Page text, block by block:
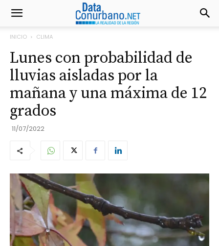
INICIO CLIMA
Lunes con probabilidad de
lluvias aisladas por la
mañana y una máxima de 12
grados
11/07/2022